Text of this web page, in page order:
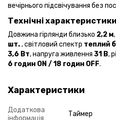
вечірнього підсвічування без
Технічні характеристики
Довжина гірлянди близько 2,2 м
шт., світловий спектр теплий
3,6 Вт, напруга живлення 31 В,
6 годин ON / 18 годин OFF.
Характеристики
Додаткова
інформація
Таймер